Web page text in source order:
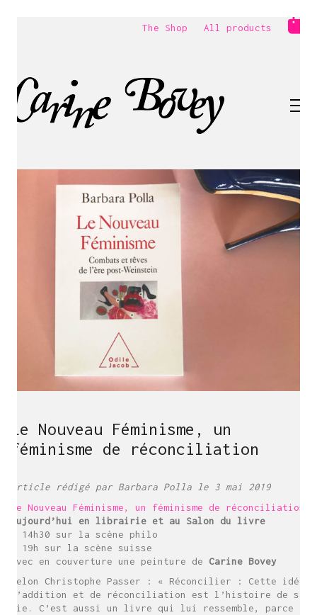
The Shop All products
Le Nouveau Féminisme, un
féminisme de réconciliation
Article rédigé par Barbara Polla le 3 mai 2019
Le Nouveau Féminisme, un féminisme de réconciliation
Aujourd’hui en librairie et au Salon du livre
À 14h30 sur la scène philo
À 19h sur la scène suisse
Avec en couverture une peinture de Carine Bovey
Selon Christophe Passer : « Réconcilier : Cette idée
d’addition et de réconciliation est l’histoire de sa
vie. C’est aussi un livre qui lui ressemble, parce